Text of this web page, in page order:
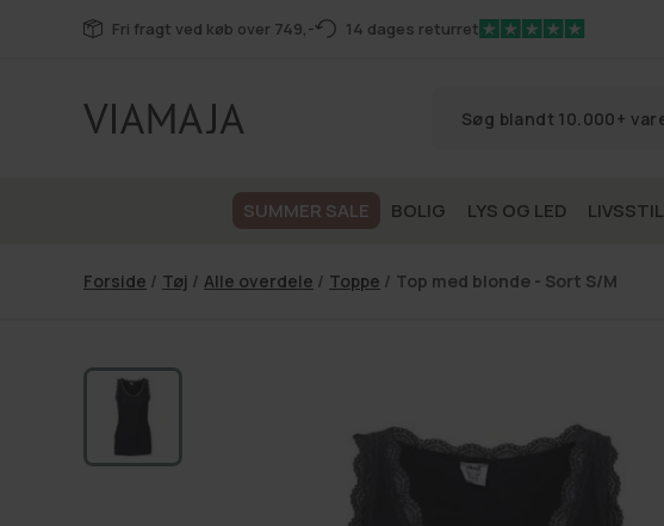
indhold Fri fragt ved køb over 749,- 14 dages returret
SUMMER SALE BOLIG LYS OG LED LIVSSTIL
Forside / Tøj / Alle overdele / Toppe / Top med blonde - Sort S/M